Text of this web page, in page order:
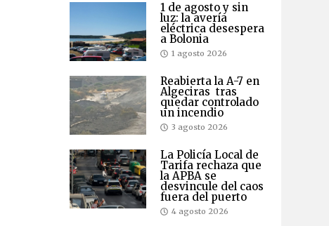
1 de agosto y sin
luz: la avería
eléctrica desespera
a Bolonia
1 agosto 2026
Reabierta la A-7 en
Algeciras tras
quedar controlado
un incendio
3 agosto 2026
La Policía Local de
Tarifa rechaza que
la APBA se
desvincule del caos
fuera del puerto
4 agosto 2026